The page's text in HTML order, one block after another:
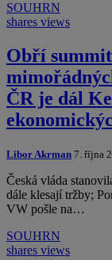
SOUHRN
shares views
Obří
ČR je dál
Libor Akrman 7. října
Česká vláda
dále klesají tržby;
VW pošle na…
SOUHRN
shares views